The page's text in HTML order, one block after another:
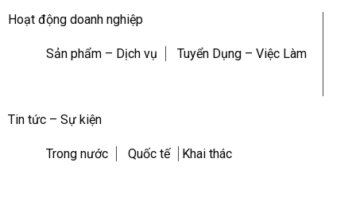
Hoạt động doanh nghiệp
Sản phẩm – Dịch vụ Tuyển Dụng – Việc Làm
Tin tức – Sự kiện
Trong nước Quốc tế Khai thác